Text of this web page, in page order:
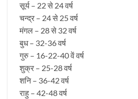
सूर्य – 22 से 24 वर्ष
चन्द्र – 24 से 25 वर्ष
मंगल – 28 से 32 वर्ष
बुध – 32-36 वर्ष
गुरु – 16-22-40 वें वर्ष
शुक्र – 25-28 वर्ष
शनि – 36-42 वर्ष
राहु – 42-48 वर्ष